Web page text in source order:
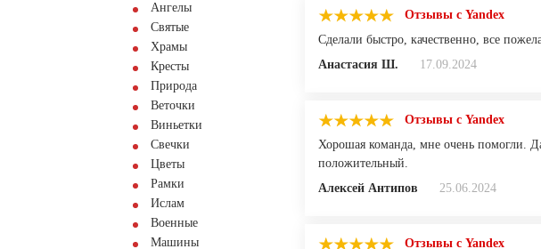
Ангелы
Святые
Храмы
Кресты
Природа
Веточки
Виньетки
Свечки
Цветы
Рамки
Ислам
Военные
Машины
Отзывы с Yandex
Сделали быстро, качественно, все
Анастасия Ш.
17.09.2024
Отзывы с Yandex
Хорошая команда, мне очень помогли.
положительный.
Алексей Антипов
25.06.2024
Отзывы с Yandex